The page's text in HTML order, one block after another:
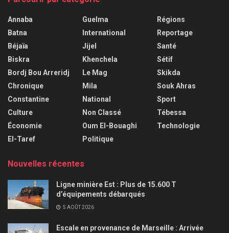
Annaba
Batna
Béjaïa
Biskra
Bordj Bou Arreridj
Chronique
Constantine
Culture
Économie
El-Taref
Guelma
International
Jijel
Khenchela
Le Mag
Mila
National
Non Classé
Oum El-Bouaghi
Politique
Régions
Reportage
Santé
Sétif
Skikda
Souk Ahras
Sport
Tébessa
Technologie
Nouvelles récentes
Ligne minière Est : Plus de 15.600 T
d’équipements débarqués
5 AOÛT 2026
Escale en provenance de Marseille : Arrivée